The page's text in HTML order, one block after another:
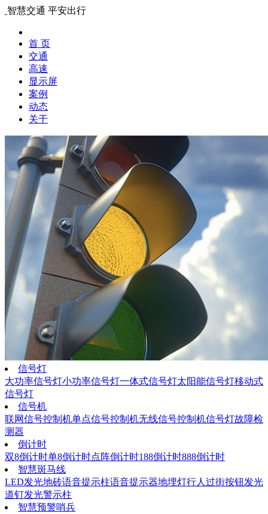
智慧交通 平安出行
首 页
交通
高速
显示屏
案例
动态
关于
信号灯
大功率信号灯小功率信号灯一体式信号灯太阳能信号灯移动式
信号灯
信号机
联网信号控制机单点信号控制机无线信号控制机信号灯故障检
测器
倒计时
双8倒计时单8倒计时点阵倒计时188倒计时888倒计时
智慧斑马线
LED发光地砖语音提示柱语音提示器地埋灯行人过街按钮发光
道钉发光警示柱
智慧预警哨兵